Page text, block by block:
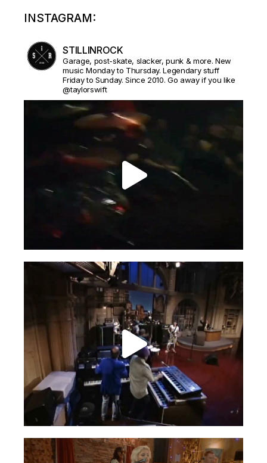
INSTAGRAM:
STILLINROCK
Garage, post-skate, slacker, punk & more. New
music Monday to Thursday. Legendary stuff
Friday to Sunday. Since 2010. Go away if you like
@taylorswift